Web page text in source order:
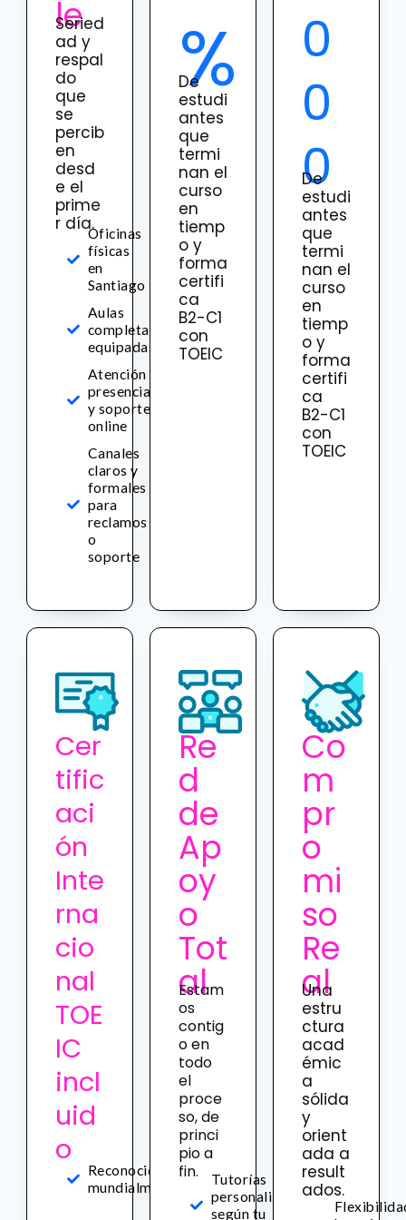
le
Seried
ad y
respal
do
que
se
percib
en
desd
e el
prime
r día.Oficinas
físicas
en
Santiago
Aulas
completamente
equipadas
Atención
presencial
y soporte
online
Canales
claros y
formales
para
reclamos
o
soporte
%
De
estudi
antes
que
termi
nan el
curso
en
tiemp
o y
forma
certifi
ca
B2-C1
con
TOEIC
0
0
0
De
estudi
antes
que
termi
nan el
curso
en
tiemp
o y
forma
certifi
ca
B2-C1
con
TOEIC
Cer
tific
aci
ón
Inte
rna
cio
nal
TOE
IC
incl
uid
o
Reconocido
mundialmente
Re
d
de
Ap
oy
o
Tot
al
Estam
os
contig
o en
todo
el
proce
so, de
princi
pio a
fin.
Tutorías
personalizadas
según tu
Co
m
pr
o
mi
so
Re
al
Una
estru
ctura
acad
émic
a
sólida
y
orient
ada a
result
ados.